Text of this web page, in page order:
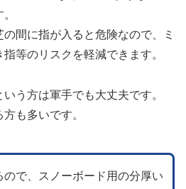
間に指が入ると危険なので、ミ
等のリスクを軽減できます。
う方は軍手でも大丈夫です。
も多いです。
で、スノーボード用の分厚い